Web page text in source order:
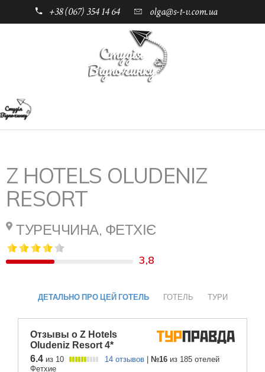
+38 (067) 354 14 64
olga@s-t-v.com.ua
Підпишись
Каталог
Туреччина
Фетхіє
Готелі
Z Hotels Oludeniz Resort 4*
Z HOTELS OLUDENIZ
RESORT
ТУРЕЧЧИНА, ФЕТХІЄ
3,8
ДЕТАЛЬНО ПРО ЦЕЙ ГОТЕЛЬ ГОТЕЛЬ ТУРИ